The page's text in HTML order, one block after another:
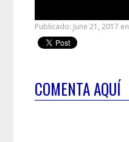
Publicado: June 21, 2017 en
COMENTA AQUÍ